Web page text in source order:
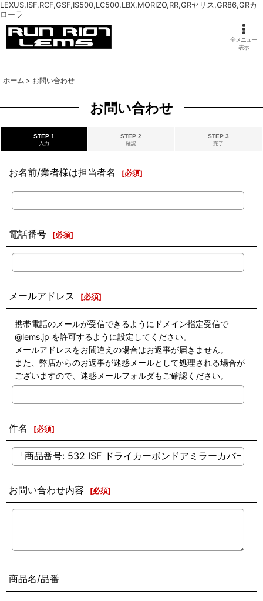
LEXUS,ISF,RCF,GSF,IS500,LC500,LBX,MORIZO,RR,GRヤリス,GR86,GRカ
ローラ
全メニュー
表示
ホーム > お問い合わせ
お問い合わせ
STEP 1
入力
STEP 2
確認
STEP 3
完了
お名前/業者様は担当者名 [必須]
電話番号 [必須]
メールアドレス [必須]
携帯電話のメールが受信できるようにドメイン指定受信で
@lems.jp を許可するように設定してください。
メールアドレスをお間違えの場合はお返事が届きません。
また、弊店からのお返事が迷惑メールとして処理される場合が
ございますので、迷惑メールフォルダもご確認ください。
件名 [必須]
お問い合わせ内容 [必須]
商品名/品番